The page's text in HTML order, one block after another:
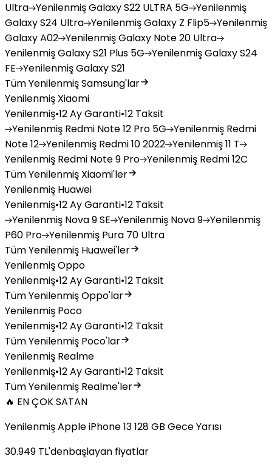
Ultra YenilenmişGalaxy S22 ULTRA 5G Yenilenmiş
Galaxy S24 Ultra YenilenmişGalaxy Z Flip5 Yenilenmiş
Galaxy A02 YenilenmişGalaxy Note 20 Ultra
YenilenmişGalaxy S21 Plus 5G YenilenmişGalaxy S24
FE YenilenmişGalaxy S21
Tüm Yenilenmiş Samsung'lar
Yenilenmiş Xiaomi
Yenilenmiş•12 Ay Garanti•12 Taksit
Yenilenmiş Redmi Note 12 Pro 5G Yenilenmiş Redmi
Note 12 Yenilenmiş Redmi 10 2022 Yenilenmiş11 T
Yenilenmiş Redmi Note 9 Pro Yenilenmiş Redmi 12C
Tüm Yenilenmiş Xiaomi'ler
Yenilenmiş Huawei
Yenilenmiş•12 Ay Garanti•12 Taksit
Yenilenmiş Nova 9 SE Yenilenmiş Nova 9 Yenilenmiş
P60 Pro Yenilenmiş Pura 70 Ultra
Tüm Yenilenmiş Huawei'ler
Yenilenmiş Oppo
Yenilenmiş•12 Ay Garanti•12 Taksit
Tüm Yenilenmiş Oppo'lar
Yenilenmiş Poco
Yenilenmiş•12 Ay Garanti•12 Taksit
Tüm Yenilenmiş Poco'lar
Yenilenmiş Realme
Yenilenmiş•12 Ay Garanti•12 Taksit
Tüm Yenilenmiş Realme'ler
🔥 EN ÇOK SATAN
Yenilenmiş Apple iPhone 13 128 GB Gece Yarısı
30.949 TL'denbaşlayan fiyatlar